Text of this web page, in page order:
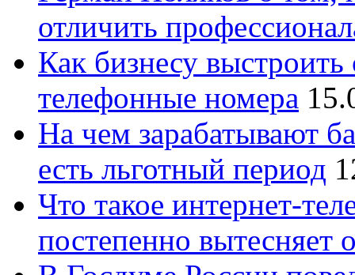
отличить
Как бизнесу
телефонные номера
На чем зарабатывают
есть льготный период
Что такое интернет-
постепенно вытесняет